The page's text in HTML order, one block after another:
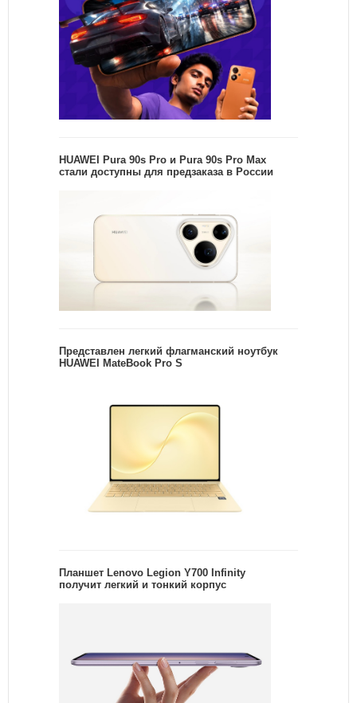
HUAWEI Pura 90s Pro и Pura 90s Pro Max
стали доступны для предзаказа в России
Представлен легкий флагманский ноутбук
HUAWEI MateBook Pro S
Планшет Lenovo Legion Y700 Infinity
получит легкий и тонкий корпус